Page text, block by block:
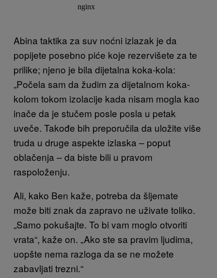
Abina taktika za suv noćni izlazak je da
popijete posebno piće koje rezervišete za te
prilike; njeno je bila dijetalna koka-kola:
„Počela sam da žudim za dijetalnom koka-
kolom tokom izolacije kada nisam mogla kao
inače da je stučem posle posla u petak
uveče. Takođe bih preporučila da uložite više
truda u druge aspekte izlaska – poput
oblačenja – da biste bili u pravom
raspoloženju.
Ali, kako Ben kaže, potreba da šljemate
može biti znak da zapravo ne uživate toliko.
„Samo pokušajte. To bi vam moglo otvoriti
vrata“, kaže on. „Ako ste sa pravim ljudima,
uopšte nema razloga da se ne možete
zabavljati trezni.“